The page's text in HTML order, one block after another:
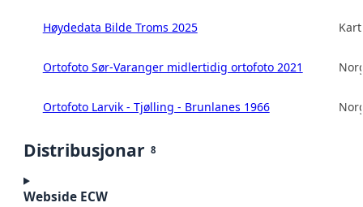
Høydedata Bilde Troms 2025
Ortofoto Sør-Varanger midlertidig ortofoto 2021
Ortofoto Larvik - Tjølling - Brunlanes 1966
Distribusjonar 8
Webside ECW